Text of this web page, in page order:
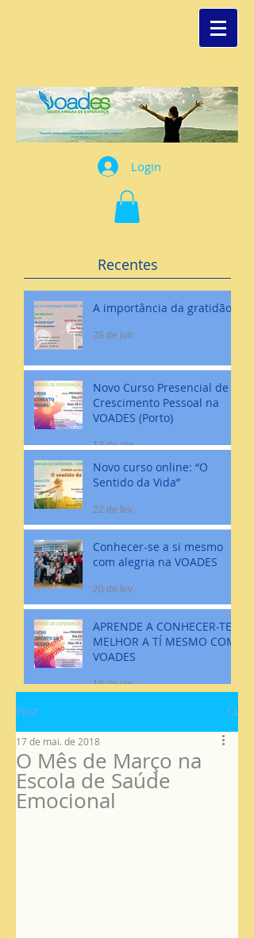
Login
Recentes
A importância da gratidão
29 de jun.
Novo Curso Presencial de
Crescimento Pessoal na
VOADES (Porto)
12 de abr.
Novo curso online: “O
Sentido da Vida”
22 de fev.
Conhecer-se a si mesmo
com alegria na VOADES
20 de fev.
APRENDE A CONHECER-TE
MELHOR A TÍ MESMO COM
VOADES
16 de jan.
Post
O Mês de Março na
Escola de Saúde
Emocional
17 de mai. de 2018